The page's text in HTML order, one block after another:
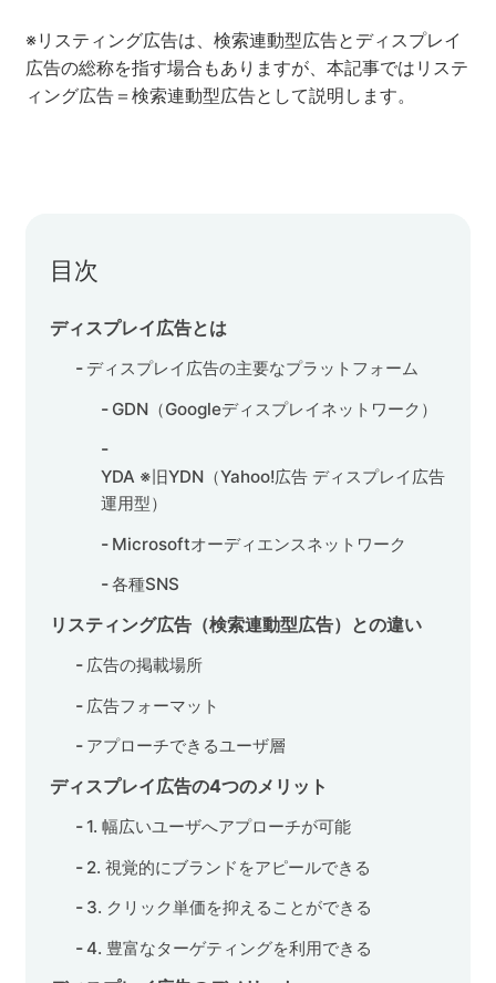
※リスティング広告は、検索連動型広告とディスプレイ
広告の総称を指す場合もありますが、本記事ではリステ
ィング広告＝検索連動型広告として説明します。
目次
ディスプレイ広告とは
ディスプレイ広告の主要なプラットフォーム
GDN（Googleディスプレイネットワーク）
YDA ※旧YDN（Yahoo!広告 ディスプレイ広告
運用型）
Microsoftオーディエンスネットワーク
各種SNS
リスティング広告（検索連動型広告）との違い
広告の掲載場所
広告フォーマット
アプローチできるユーザ層
ディスプレイ広告の4つのメリット
1. 幅広いユーザへアプローチが可能
2. 視覚的にブランドをアピールできる
3. クリック単価を抑えることができる
4. 豊富なターゲティングを利用できる